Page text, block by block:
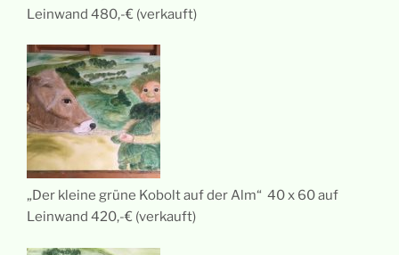
Leinwand 480,-€ (verkauft)
„Der kleine grüne Kobolt auf der Alm“ 40 x 60 auf
Leinwand 420,-€ (verkauft)